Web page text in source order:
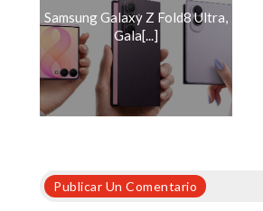
Samsung Galaxy Z Fold8 Ultra,
Gala[...]
Publicar Un Comentario